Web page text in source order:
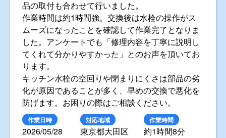
品の取付も合わせて行いました。
作業時間は約1時間強。交換後は水栓の操作がス
ムーズになったことを確認して作業完了となりま
した。アンケートでも「修理内容を丁寧に説明し
てくれて分かりやすかった」とのお声を頂いてお
ります。
キッチン水栓の空回りや閉まりにくさは部品の劣
化が原因であることが多く、早めの交換で悪化を
防げます。お困りの際はご相談ください。
作業日時
2026/05/28
対応地域
東京都大田区
作業時間
約1時間8分